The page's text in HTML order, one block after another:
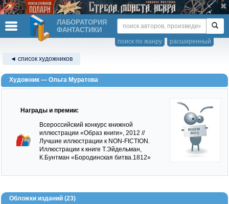
ЛАБОРАТОРИЯ
ФАНТАСТИКИ
расширенный
поиск по жанру
◄ список художников
Художник — Ольга Муратова
Награды и премии:
Всероссийский конкурс книжной
иллюстрации «Образ книги», 2012 //
Лучшие иллюстрации к NON-FICTION.
Иллюстрации к книге Т.Эйдельман,
К.Бунтман «Бородинская битва.1812»
Обложки изданий (23)